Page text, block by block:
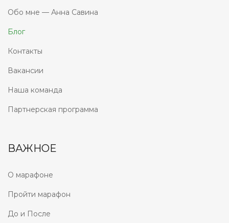
Обо мне — Анна Савина
Блог
Контакты
Вакансии
Наша команда
Партнерская программа
ВАЖНОЕ
О марафоне
Пройти марафон
До и После